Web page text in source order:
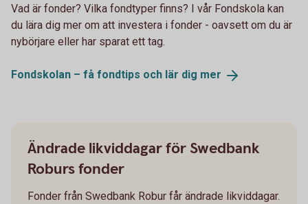
Vad är fonder? Vilka fondtyper finns? I vår Fondskola kan
du lära dig mer om att investera i fonder - oavsett om du är
nybörjare eller har sparat ett tag.
Fondskolan – få fondtips och lär dig mer
Ändrade likviddagar för Swedbank
Roburs fonder
Fonder från Swedbank Robur får ändrade likviddagar.